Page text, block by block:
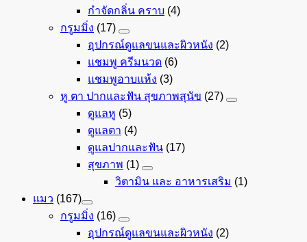
กำจัดกลิ่น คราบ (4)
กรูมมิ่ง (17)
อุปกรณ์ดูแลขนและผิวหนัง (2)
แชมพู ครีมนวด (6)
แชมพูอาบแห้ง (3)
หู ตา ปากและฟัน สุขภาพสุนัข (27)
ดูแลหู (5)
ดูแลตา (4)
ดูแลปากและฟัน (17)
สุขภาพ (1)
วิตามิน และ อาหารเสริม (1)
แมว (167)
กรูมมิ่ง (16)
อุปกรณ์ดูแลขนและผิวหนัง (2)